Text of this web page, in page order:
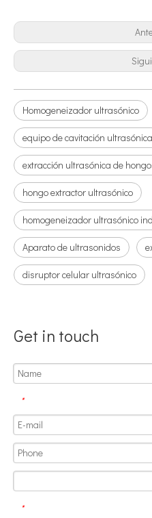
Actualmente, la investigación
¿Cuál es el principio y la teoría
Homogeneizador ultrasónico
equipo de cavitación ultrasónica
extracción ultrasónica de
hongo extractor ultrasónico
homogeneizador ultrasónico
Aparato de ultrasonidos
disruptor celular ultrasónico
Get in touch
*
*